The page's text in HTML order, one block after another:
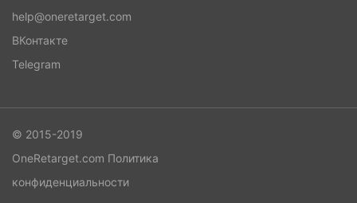
help@oneretarget.com
ВКонтакте
Telegram
© 2015-2019
OneRetarget.com Политика
конфиденциальности